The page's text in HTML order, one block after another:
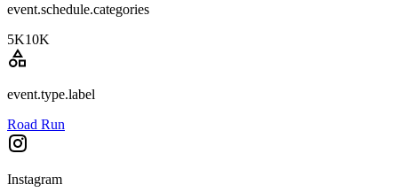
event.schedule.categories
5K10K
event.type.label
Road Run
Instagram